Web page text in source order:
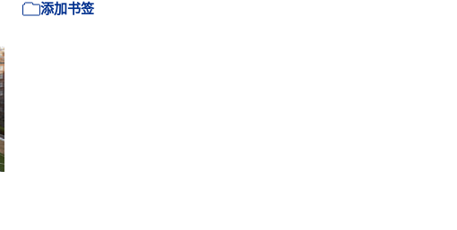
添加书签